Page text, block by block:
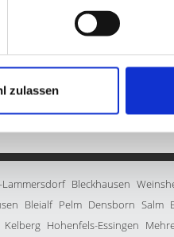
zulassen
Einfamilienhaus
Lammersdorf Bleckhausen
Bleialf Pelm Densborn Salm
Kelberg Hohenfels-Essingen